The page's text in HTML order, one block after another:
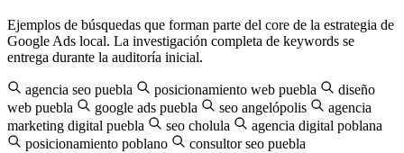
Ejemplos de búsquedas que forman parte del core de la estrategia de
Google Ads local. La investigación completa de keywords se
entrega durante la auditoría inicial.
agencia seo puebla posicionamiento web puebla
diseño
web puebla
google ads puebla seo angelópolis
agencia
marketing digital puebla
seo cholula
agencia digital poblana
posicionamiento poblano
consultor seo puebla